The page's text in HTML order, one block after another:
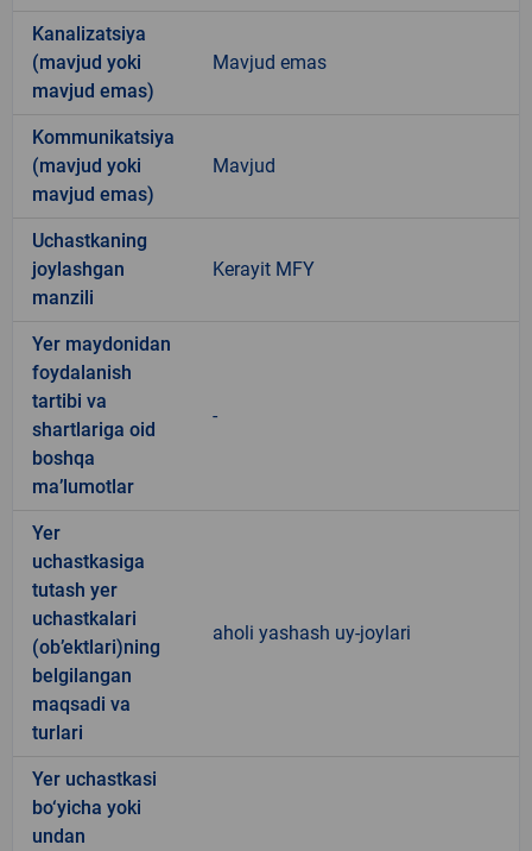
Kanalizatsiya
(mavjud yoki
mavjud emas)
Mavjud emas
Kommunikatsiya
(mavjud yoki
mavjud emas)
Mavjud
Uchastkaning
joylashgan
manzili
Kerayit MFY
Yer maydonidan
foydalanish
tartibi va
shartlariga oid
boshqa
ma’lumotlar
-
Yer
uchastkasiga
tutash yer
uchastkalari
(ob’ektlari)ning
belgilangan
maqsadi va
turlari
aholi yashash uy-joylari
Yer uchastkasi
bo‘yicha yoki
undan